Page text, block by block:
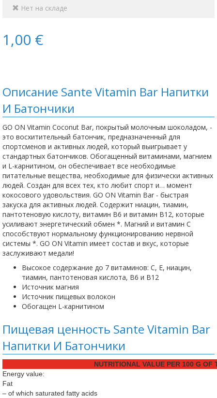
Нет на складе
1,00 €
Описание Sante Vitamin Bar Напитки
И Батончики
GO ON Vitamin Coconut Bar, покрытый молочным шоколадом, -
это восхитительный батончик, предназначенный для
спортсменов и активных людей, который выигрывает у
стандартных батончиков. Обогащенный витаминами, магнием
и L-карнитином, он обеспечивает все необходимые
питательные вещества, необходимые для физически активных
людей. Создан для всех тех, кто любит спорт и… момент
кокосового удовольствия. GO ON Vitamin Bar - быстрая
закуска для активных людей. Содержит ниацин, тиамин,
пантотеновую кислоту, витамин B6 и витамин B12, которые
усиливают энергетический обмен *. Магний и витамин С
способствуют нормальному функционированию нервной
системы *. GO ON Vitamin имеет состав и вкус, которые
заслуживают медали!
Высокое содержание до 7 витаминов: С, Е, ниацин,
тиамин, пантотеновая кислота, В6 и В12
Источник магния
Источник пищевых волокон
Обогащен L-карнитином
Пищевая ценность Sante Vitamin Bar
Напитки И Батончики
NUTRITIONAL VALUE PER 100 G OF
Energy value:
Fat
– of which saturated fatty acids